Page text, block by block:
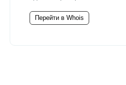
Перейти в Whois